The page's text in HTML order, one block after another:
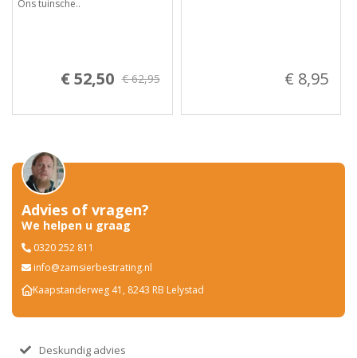
Ons tuinsche..
€ 52,50 € 62,95 € 8,95
Advies of vragen?
We helpen u graag
0320 252 811
info@zamsierbestrating.nl
Kaapstanderweg 41, 8243 RB Lelystad
Deskundig advies